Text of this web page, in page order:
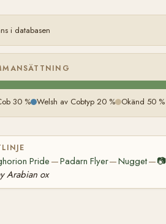
i databasen
30 % Welsh av Cobtyp 20 % Okänd 50 %
Pride—Padarn Flyer—Nugget—📷
Arabian ox